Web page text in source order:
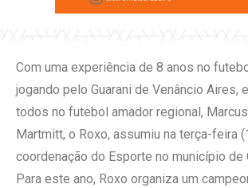
Com uma experiência de 8 anos no
jogando pelo Guarani de Venâncio Aires,
todos no futebol amador regional,
Martmitt, o Roxo, assumiu na terça-feira
coordenação do Esporte no município de
Para este ano, Roxo organiza um